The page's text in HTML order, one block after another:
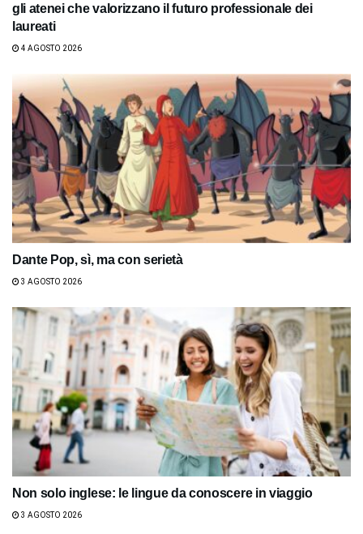
gli atenei che valorizzano il futuro professionale dei
laureati
4 AGOSTO 2026
Dante Pop, sì, ma con serietà
3 AGOSTO 2026
Non solo inglese: le lingue da conoscere in viaggio
3 AGOSTO 2026